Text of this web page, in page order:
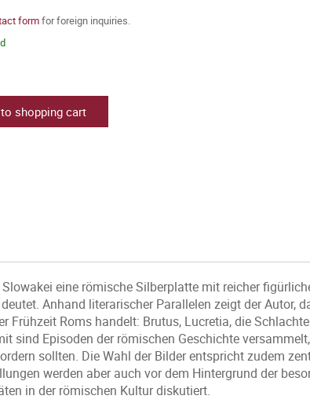
formfor foreign inquiries.
shopping cart
eine römische Silberplatte mit reicher
Anhand literarischer Parallelen zeigt der Autor,
Frühzeit Roms handelt: Brutus, Lucretia, die
sind Episoden der römischen Geschichte
sollten. Die Wahl der Bilder entspricht zudem
werden aber auch vor dem Hintergrund der
in der römischen Kultur diskutiert.